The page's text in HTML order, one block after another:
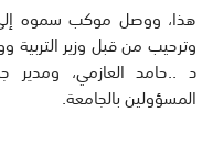
هذا، ووصل موكب سموه
وترحيب من قبل وزير التربية
د ..حامد العازمي، ومدير
المسؤولين بالجامعة.